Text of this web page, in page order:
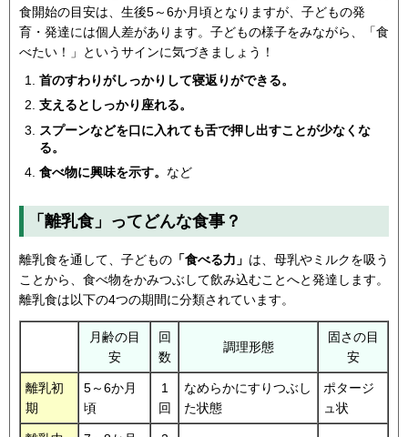
食開始の目安は、生後5～6か月頃となりますが、子どもの発
育・発達には個人差があります。子どもの様子をみながら、「食
べたい！」というサインに気づきましょう！
首のすわりがしっかりして寝返りができる。
支えるとしっかり座れる。
スプーンなどを口に入れても舌で押し出すことが少なくな
る。
食べ物に興味を示す。 など
「離乳食」ってどんな食事？
離乳食を通して、子どもの 「食べる力」 は、母乳やミルクを吸う
ことから、食べ物をかみつぶして飲み込むことへと発達します。
離乳食は以下の4つの期間に分類されています。
月齢の目
安
回
数
調理形態
固さの目
安
離乳初
期
5～6か月
頃
1
回
なめらかにすりつぶし
た状態
ポタージ
ュ状